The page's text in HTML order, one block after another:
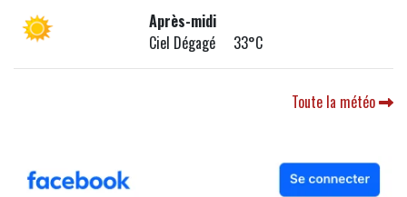
Après-midi
Ciel Dégagé 33°C
Toute la météo